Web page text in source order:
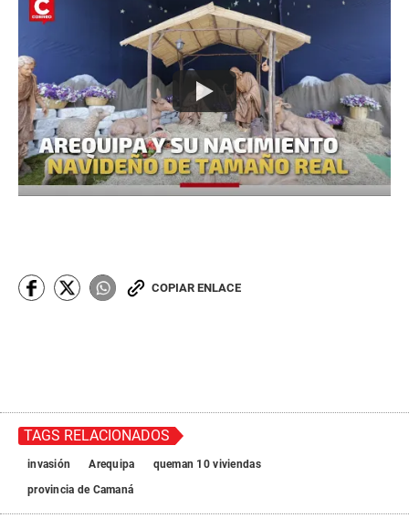
COPIAR ENLACE
TAGS RELACIONADOS
invasión Arequipa
queman 10 viviendas
provincia de Camaná